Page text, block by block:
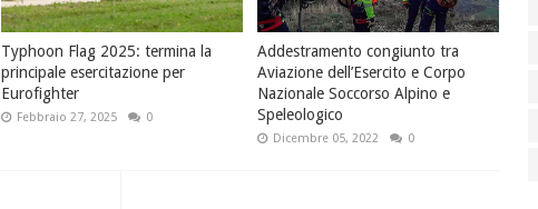
Typhoon Flag 2025: termina la
principale esercitazione per
Eurofighter
Febbraio 27, 2025 0
Addestramento congiunto tra
Aviazione dell’Esercito e Corpo
Nazionale Soccorso Alpino e
Speleologico
Dicembre 05, 2022 0